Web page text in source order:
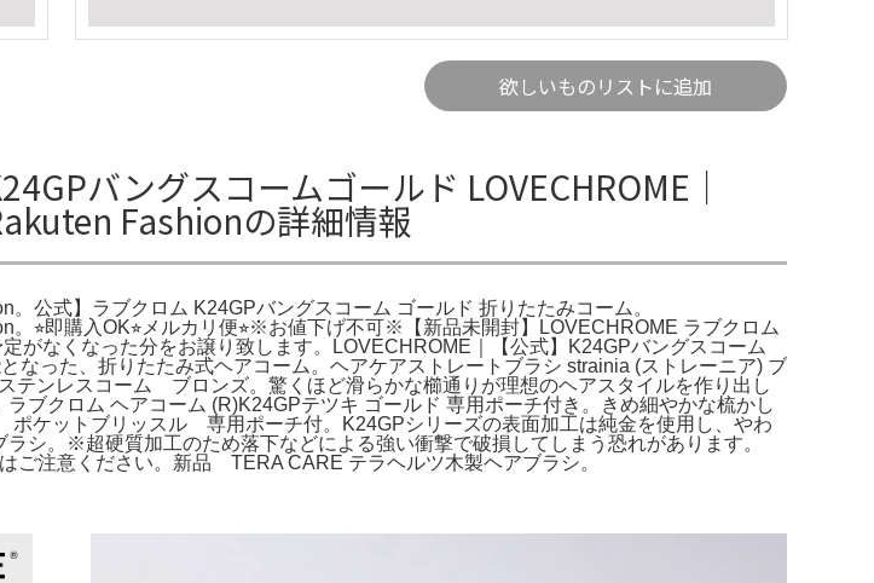
欲しいものリストに追加
バングスコームゴールド LOVECHROME｜
Fashionの詳細情報
公式】ラブクロム K24GPバングスコーム ゴールド 折りたたみコーム。
⭐︎即購入OK⭐︎メルカリ便⭐︎※お値下げ不可※【新品未開封】LOVECHROME ラブクロム
がなくなった分をお譲り致します。LOVECHROME｜【公式】K24GPバングスコーム
なった、折りたたみ式ヘアコーム。ヘアケアストレートブラシ strainia (ストレーニア) ブ
テンレスコーム ブロンズ。驚くほど滑らかな櫛通りが理想のヘアスタイルを作り出し
ブクロム ヘアコーム (R)K24GPテツキ ゴールド 専用ポーチ付き。きめ細やかな梳かし
ケットブリッスル 専用ポーチ付。K24GPシリーズの表面加工は純金を使用し、やわ
シ。※超硬質加工のため落下などによる強い衝撃で破損してしまう恐れがあります。
ご注意ください。新品 TERA CARE テラヘルツ木製ヘアブラシ。